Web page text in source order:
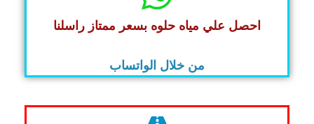
احصل علي مياه حلوه بسعر ممتاز راسلنا
من خلال الواتساب